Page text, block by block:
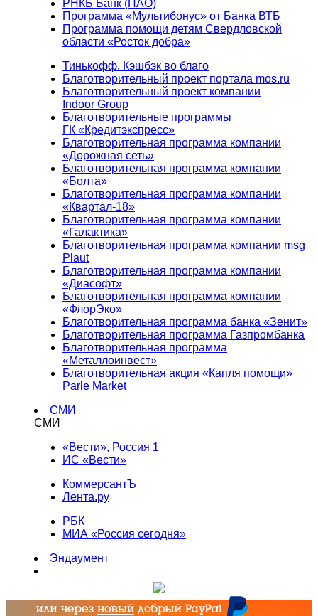
РНКБ Банк (ПАО)
Программа «Мультибонус» от Банка ВТБ
Программа помощи детям Свердловской
области «Росток добра»
Тинькофф. Кэшбэк во благо
Благотворительный проект портала mos.ru
Благотворительный проект компании
Indoor Group
Благотворительные программы
ГК «Кредитэкспресс»
Благотворительная программа компании
«Дорожная сеть»
Благотворительная программа компании
«Болта»
Благотворительная программа компании
«Квартал-18»
Благотворительная программа компании
«Галактика»
Благотворительная программа компании msg
Plaut
Благотворительная программа компании
«Диасофт»
Благотворительная программа компании
«ФлорЭко»
Благотворительная программа банка «Зенит»
Благотворительная программа Газпромбанка
Благотворительная программа
«Металлоинвест»
Благотворительная акция «Капля помощи»
Parle Market
СМИ
СМИ
«Вести», Россия 1
ИС «Вести»
КоммерсантЪ
Лента.ру
РБК
МИА «Россия сегодня»
Эндаумент